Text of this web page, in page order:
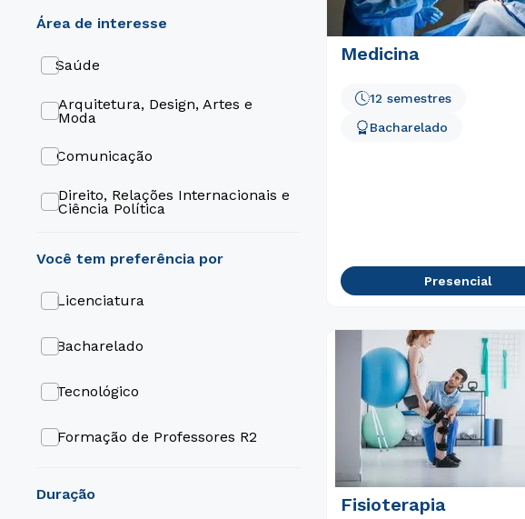
área de interesse
Saúde
Arquitetura, Design, Artes e
Moda
Comunicação
Direito, Relações Internacionais e
Ciência Política
Engenharia e Tecnologia
Gestão e Negócios
Gastronomia e Hospitalidade
duração
Licenciatura
Bacharelado
Tecnológico
Formação de Professores R2
Medicina
12 semestres
Bacharelado
Presencial
Fisioterapia